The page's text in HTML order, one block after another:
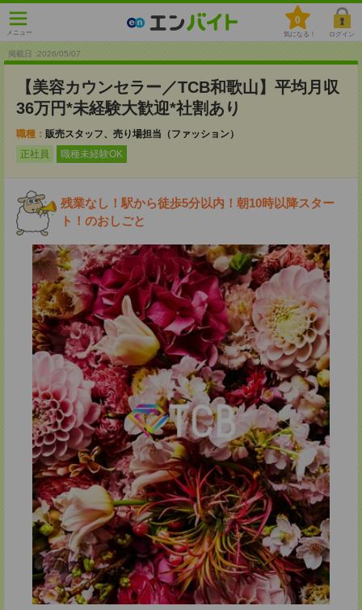
メニュー
0
気になる！ ログイン
掲載日 :2026/05/07
【美容カウンセラー／TCB和歌山】平均月収
36万円*未経験大歓迎*社割あり
職種： 販売スタッフ、売り場担当（ファッション）
正社員
職種未経験OK
残業なし！駅から徒歩5分以内！朝10時以降スター
ト！のおしごと